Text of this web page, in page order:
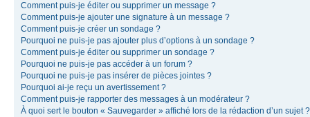
Comment puis-je éditer ou supprimer un message ?
Comment puis-je ajouter une signature à un message ?
Comment puis-je créer un sondage ?
Pourquoi ne puis-je pas ajouter plus d’options à un sondage ?
Comment puis-je éditer ou supprimer un sondage ?
Pourquoi ne puis-je pas accéder à un forum ?
Pourquoi ne puis-je pas insérer de pièces jointes ?
Pourquoi ai-je reçu un avertissement ?
Comment puis-je rapporter des messages à un modérateur ?
À quoi sert le bouton « Sauvegarder » affiché lors de la rédaction d’un sujet ?